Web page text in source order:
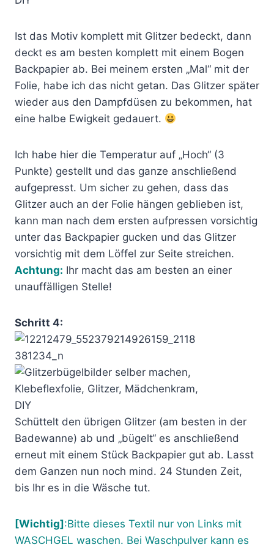
Ist das Motiv komplett mit Glitzer bedeckt, dann
deckt es am besten komplett mit einem Bogen
Backpapier ab. Bei meinem ersten „Mal“ mit der
Folie, habe ich das nicht getan. Das Glitzer später
wieder aus den Dampfdüsen zu bekommen, hat
eine halbe Ewigkeit gedauert.
Ich habe hier die Temperatur auf „Hoch“ (3
Punkte) gestellt und das ganze anschließend
aufgepresst. Um sicher zu gehen, dass das
Glitzer auch an der Folie hängen geblieben ist,
kann man nach dem ersten aufpressen vorsichtig
unter das Backpapier gucken und das Glitzer
vorsichtig mit dem Löffel zur Seite streichen.
Achtung: Ihr macht das am besten an einer
unauffälligen Stelle!
Schritt 4:
Schüttelt den übrigen Glitzer (am besten in der
Badewanne) ab und „bügelt“ es anschließend
erneut mit einem Stück Backpapier gut ab. Lasst
dem Ganzen nun noch mind. 24 Stunden Zeit,
bis Ihr es in die Wäsche tut.
[Wichtig]:Bitte dieses Textil nur von Links mit
WASCHGEL waschen. Bei Waschpulver kann es